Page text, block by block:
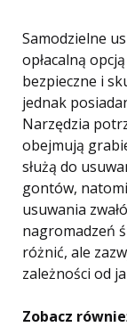
Samodzielne
opłacalną
bezpieczne i
jednak
Narzędzia
obejmują
służą do
gontów,
usuwania
nagromadzeń
różnić, ale
zależności od
Zobacz